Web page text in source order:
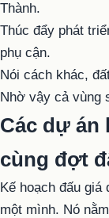
Thành.
Thúc đẩy phát
phụ cận.
Nói cách khác,
Nhờ vậy cả vùng
Các dự án
cùng đợt
Kế hoạch đấu giá
một mình. Nó